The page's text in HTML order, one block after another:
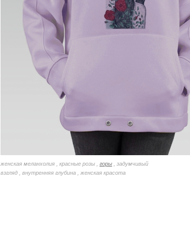
женская меланхолия , красные розы , горы , задумчивый
взгляд , внутренняя глубина , женская красота